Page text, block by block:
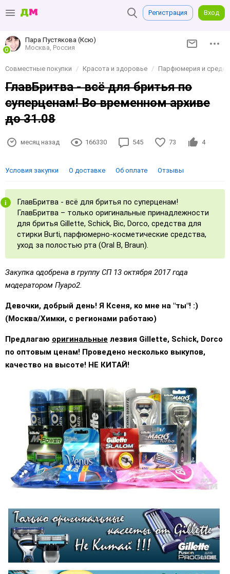
Регистрация Вход
Пара Пустякова (Ксю)
Москва, Россия
Совместные покупки Красота и здоровье Парфюмерия и
ГлавБритва - всё для бритья по
суперценам! Во временном архиве
до 31.08
месяц назад 166330 545 73 4
Условия закупки О доставке Об оплате Отзывы
ГлавБритва - всё для бритья по суперценам!
ГлавБритва – только оригинальные принадлежности
для бритья Gillette, Schick, Bic, Dorco, средства для
стирки Burti, парфюмерно-косметические средства,
уход за полостью рта (Oral B, Braun).
Закупка одобрена в группу СП 13 октября 2017 года
модератором Пуаро2.
Девочки, добрый день! Я Ксеня, ко мне на "ты"! :)
(Москва/Химки, с регионами работаю)
Предлагаю оригинальные лезвия Gillette, Schick, Dorco
по оптовым ценам! Проведено несколько выкупов,
качество на высоте! НЕ КИТАЙ!